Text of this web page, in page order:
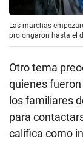
Las marchas
prolongaron hasta el
Otro tema
quienes
los familiares
para
califica como